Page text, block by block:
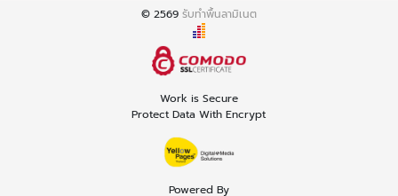
© 2569 รับทำพื้นลามิเนต
Work is Secure
Protect Data With Encrypt
Powered By